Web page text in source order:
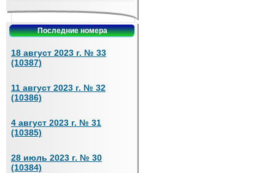
Последние номера
18 август 2023 г. № 33
(10387)
11 август 2023 г. № 32
(10386)
4 август 2023 г. № 31
(10385)
28 июль 2023 г. № 30
(10384)